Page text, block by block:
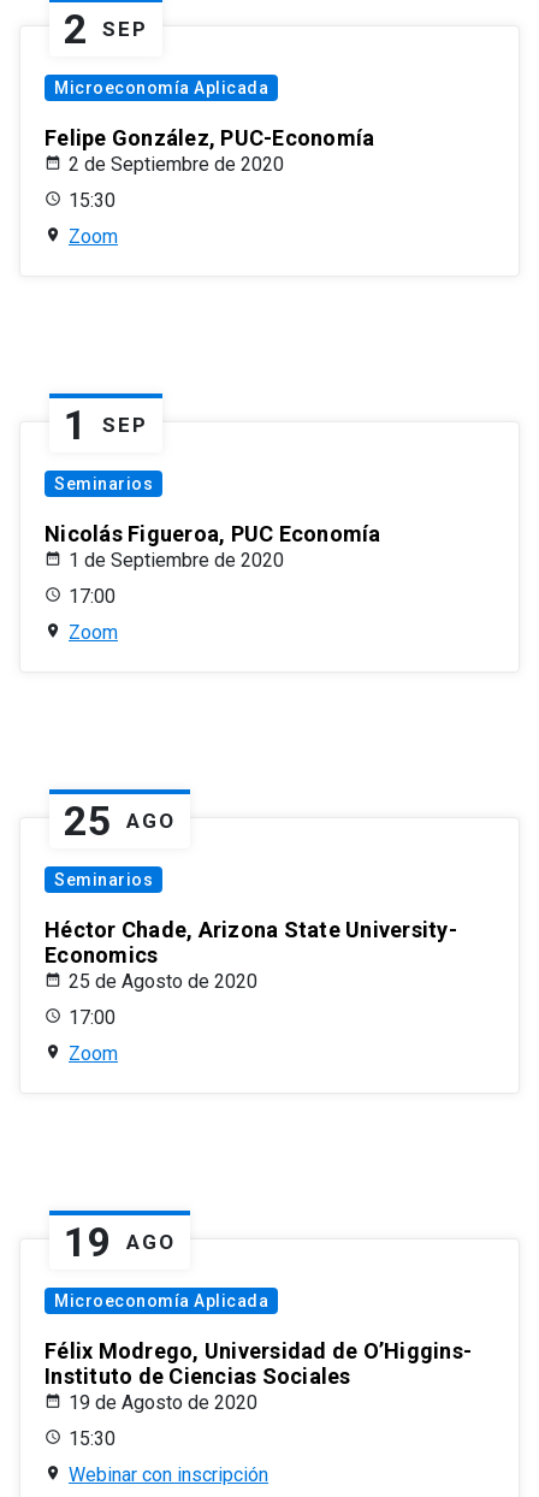
2 SEP
Microeconomía Aplicada
Felipe González, PUC-Economía
2 de Septiembre de 2020
15:30
Zoom
1 SEP
Seminarios
Nicolás Figueroa, PUC Economía
1 de Septiembre de 2020
17:00
Zoom
25 AGO
Seminarios
Héctor Chade, Arizona State University-
Economics
25 de Agosto de 2020
17:00
Zoom
19 AGO
Microeconomía Aplicada
Félix Modrego, Universidad de O’Higgins-
Instituto de Ciencias Sociales
19 de Agosto de 2020
15:30
Webinar con inscripción